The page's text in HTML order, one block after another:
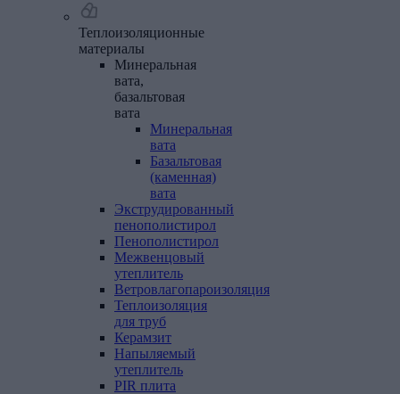
Теплоизоляционные
материалы
Минеральная
вата,
базальтовая
вата
Минеральная
вата
Базальтовая
(каменная)
вата
Экструдированный
пенополистирол
Пенополистирол
Межвенцовый
утеплитель
Ветровлагопароизоляция
Теплоизоляция
для труб
Керамзит
Напыляемый
утеплитель
PIR плита